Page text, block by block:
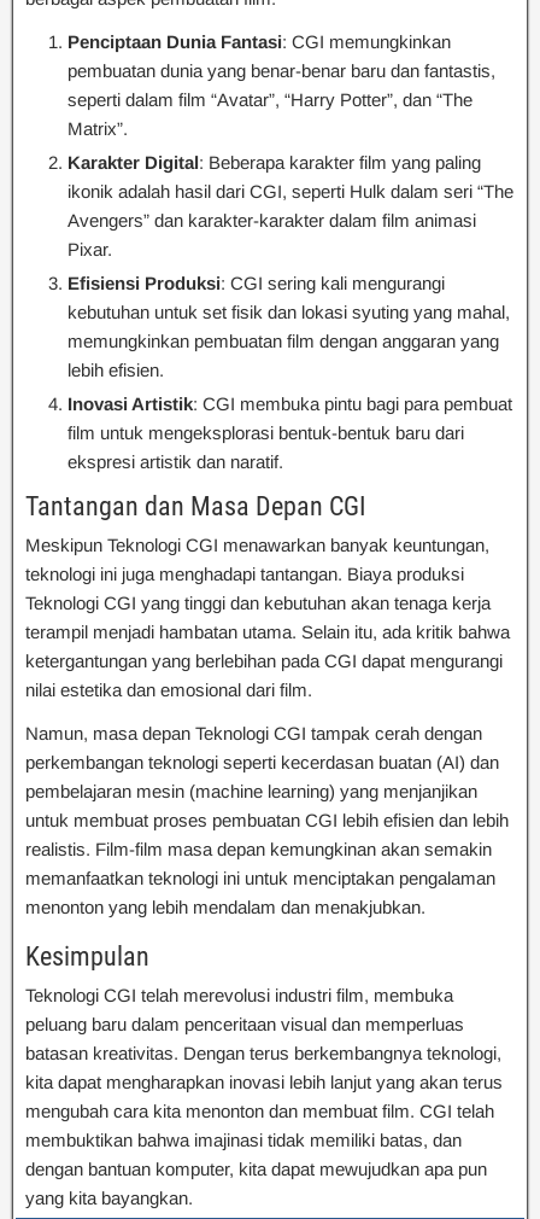
Penciptaan Dunia Fantasi: CGI memungkinkan
pembuatan dunia yang benar-benar baru dan fantastis,
seperti dalam film “Avatar”, “Harry Potter”, dan “The
Matrix”.
Karakter Digital: Beberapa karakter film yang paling
ikonik adalah hasil dari CGI, seperti Hulk dalam seri “The
Avengers” dan karakter-karakter dalam film animasi
Pixar.
Efisiensi Produksi: CGI sering kali mengurangi
kebutuhan untuk set fisik dan lokasi syuting yang mahal,
memungkinkan pembuatan film dengan anggaran yang
lebih efisien.
Inovasi Artistik: CGI membuka pintu bagi para pembuat
film untuk mengeksplorasi bentuk-bentuk baru dari
ekspresi artistik dan naratif.
Tantangan dan Masa Depan CGI
Meskipun Teknologi CGI menawarkan banyak keuntungan,
teknologi ini juga menghadapi tantangan. Biaya produksi
Teknologi CGI yang tinggi dan kebutuhan akan tenaga kerja
terampil menjadi hambatan utama. Selain itu, ada kritik bahwa
ketergantungan yang berlebihan pada CGI dapat mengurangi
nilai estetika dan emosional dari film.
Namun, masa depan Teknologi CGI tampak cerah dengan
perkembangan teknologi seperti kecerdasan buatan (AI) dan
pembelajaran mesin (machine learning) yang menjanjikan
untuk membuat proses pembuatan CGI lebih efisien dan lebih
realistis. Film-film masa depan kemungkinan akan semakin
memanfaatkan teknologi ini untuk menciptakan pengalaman
menonton yang lebih mendalam dan menakjubkan.
Kesimpulan
Teknologi CGI telah merevolusi industri film, membuka
peluang baru dalam penceritaan visual dan memperluas
batasan kreativitas. Dengan terus berkembangnya teknologi,
kita dapat mengharapkan inovasi lebih lanjut yang akan terus
mengubah cara kita menonton dan membuat film. CGI telah
membuktikan bahwa imajinasi tidak memiliki batas, dan
dengan bantuan komputer, kita dapat mewujudkan apa pun
yang kita bayangkan.